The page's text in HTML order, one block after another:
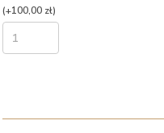
(+100,00 zł)